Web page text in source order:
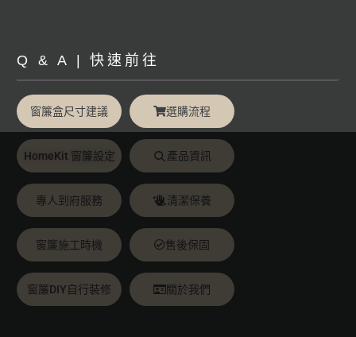
Q & A | 快速前往
窗簾盒尺寸建議 選購流程
HomeKit 窗簾設定 產品資訊
專人到府服務 清潔保養
窗簾施工時機 售後保固
窗簾DIY自行裝修 關於我們